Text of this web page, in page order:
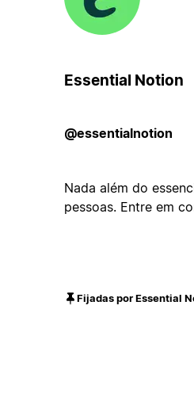
Essential Notion
@essentialnotion
Nada além do
pessoas. Entre em
Fijadas por Essential